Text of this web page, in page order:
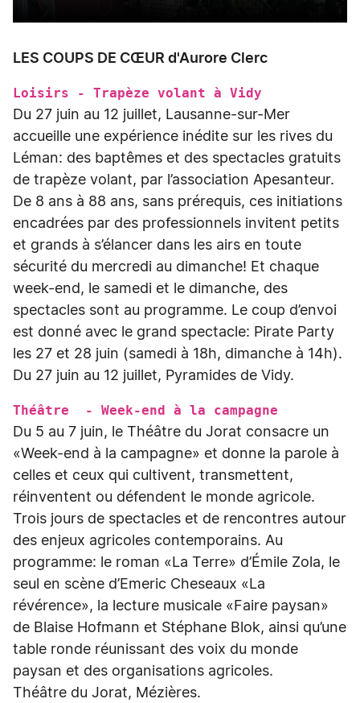
LES COUPS DE CŒUR d'Aurore Clerc
Loisirs - Trapèze volant à Vidy
Du 27 juin au 12 juillet, Lausanne-sur-Mer
accueille une expérience inédite sur les rives du
Léman: des baptêmes et des spectacles gratuits
de trapèze volant, par l’association Apesanteur.
De 8 ans à 88 ans, sans prérequis, ces initiations
encadrées par des professionnels invitent petits
et grands à s’élancer dans les airs en toute
sécurité du mercredi au dimanche! Et chaque
week-end, le samedi et le dimanche, des
spectacles sont au programme. Le coup d’envoi
est donné avec le grand spectacle: Pirate Party
les 27 et 28 juin (samedi à 18h, dimanche à 14h).
Du 27 juin au 12 juillet, Pyramides de Vidy.
Théâtre - Week-end à la campagne
Du 5 au 7 juin, le Théâtre du Jorat consacre un
«Week-end à la campagne» et donne la parole à
celles et ceux qui cultivent, transmettent,
réinventent ou défendent le monde agricole.
Trois jours de spectacles et de rencontres autour
des enjeux agricoles contemporains. Au
programme: le roman «La Terre» d’Émile Zola, le
seul en scène d’Emeric Cheseaux «La
révérence», la lecture musicale «Faire paysan»
de Blaise Hofmann et Stéphane Blok, ainsi qu’une
table ronde réunissant des voix du monde
paysan et des organisations agricoles.
Théâtre du Jorat, Mézières.